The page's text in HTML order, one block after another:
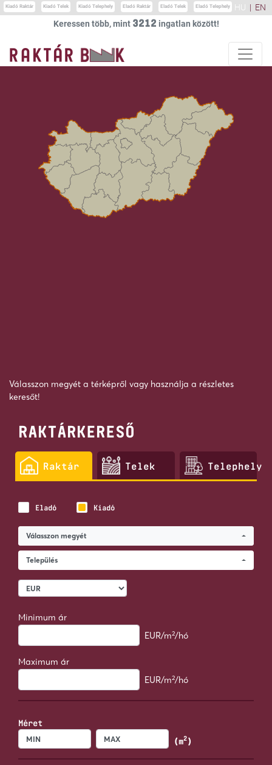
Kiadó Raktár Kiadó Telek Kiadó Telephely Eladó Raktár Eladó Telek Eladó Telephely HU | EN
Keressen több, mint 3212 ingatlan között!
Válasszon megyét a térképről vagy használja a részletes
keresőt!
RAKTÁRKERESŐ
Raktár Telek Telephely
Eladó Kiadó
Válasszon megyét
Település
Minimum ár
EUR/m2/hó
Maximum ár
EUR/m2/hó
Méret
(m2)